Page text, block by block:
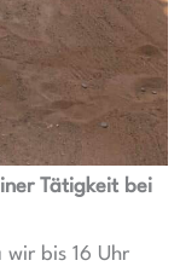
Tätigkeit bei
bis 16 Uhr